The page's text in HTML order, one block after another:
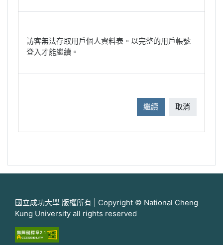
訪客無法存取用戶個人資料表。以完整的用戶帳號
登入才能繼續。
繼續 取消
國立成功大學 版權所有 | Copyright © National Cheng
Kung University all rights reserved